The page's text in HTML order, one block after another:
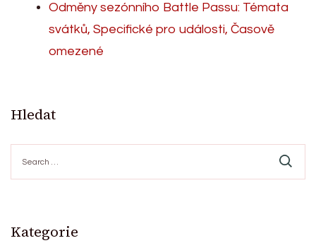
Odměny sezónního Battle Passu: Témata
svátků, Specifické pro události, Časově
omezené
Hledat
for:
Kategorie